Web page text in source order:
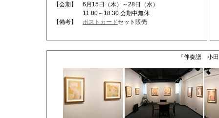
【会期】 6月15日（木）～28日（水）
11:00～18:30 会期中無休
【備考】 ポストカードセット販売
『伴奏譜 小